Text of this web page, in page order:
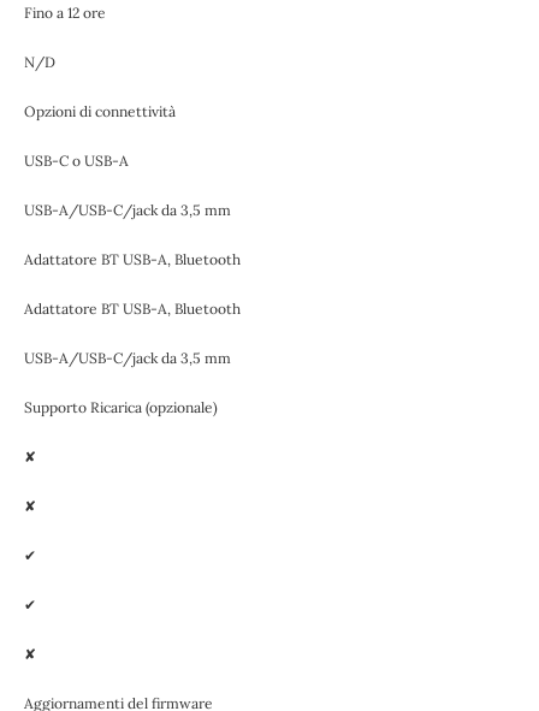
Fino a 12 ore
N/D
Opzioni di connettività
USB-C o USB-A
USB-A/USB-C/jack da 3,5 mm
Adattatore BT USB-A, Bluetooth
Adattatore BT USB-A, Bluetooth
USB-A/USB-C/jack da 3,5 mm
Supporto Ricarica (opzionale)
✘
✘
✔
✔
✘
Aggiornamenti del firmware